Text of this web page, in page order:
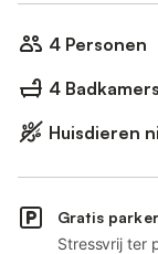
4 Personen
4 Badkamers
Huisdieren
Gratis
Stressvrij ter